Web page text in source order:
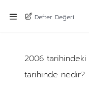
Defter Değeri
2006 tarihindeki
tarihinde nedir?